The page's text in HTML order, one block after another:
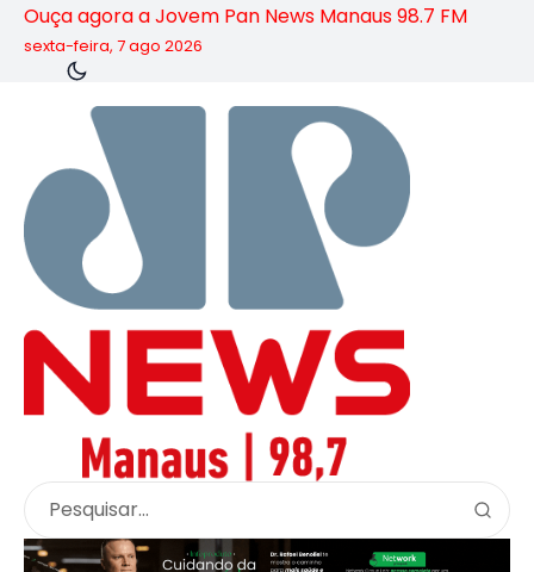
Ouça agora a Jovem Pan News Manaus 98.7 FM
sexta-feira, 7 ago 2026